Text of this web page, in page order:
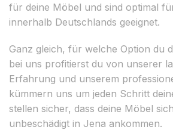
für deine Möbel und sind optimal
innerhalb Deutschlands geeignet.
Ganz gleich, für welche Option du
bei uns profitierst du von unserer
Erfahrung und unserem
kümmern uns um jeden Schritt
stellen sicher, dass deine Möbel
unbeschädigt in Jena ankommen.